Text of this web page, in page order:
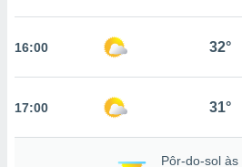
o
um perfil
e
16:00 32°
17:00 31°
Pôr-do-sol às